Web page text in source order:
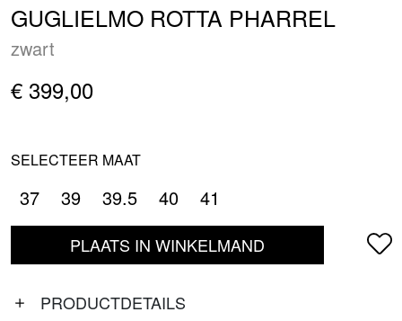
GUGLIELMO ROTTA PHARREL
zwart
€ 399,00
SELECTEER MAAT
37 39 39.5 40 41
PLAATS IN WINKELMAND
PRODUCTDETAILS